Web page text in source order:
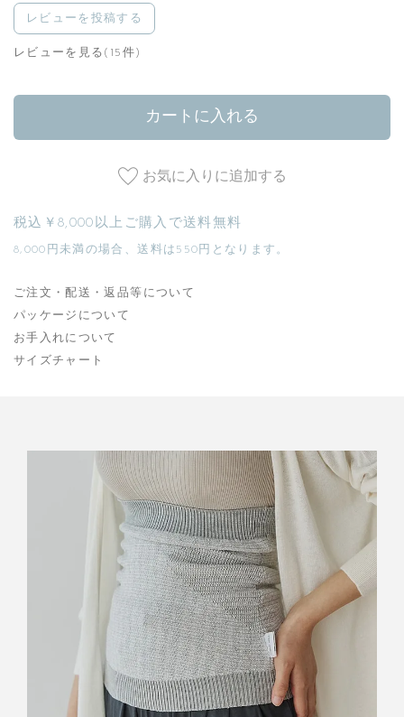
レビューを投稿する
レビューを見る(15件)
カートに入れる
お気に入りに追加する
税込￥8,000以上ご購入で送料無料
8,000円未満の場合、送料は550円となります。
ご注文・配送・返品等について
パッケージについて
お手入れについて
サイズチャート